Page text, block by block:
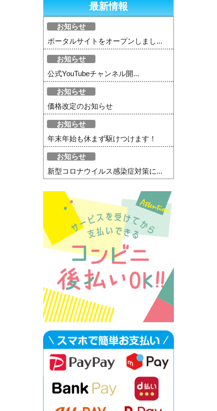
最新情報
お知らせ
ポータルサイトをオープンしまし...
お知らせ
公式YouTubeチャンネル開...
お知らせ
価格改定のお知らせ
お知らせ
年末年始も休まず駆けつけます！
お知らせ
新型コロナウイルス感染症対策に...